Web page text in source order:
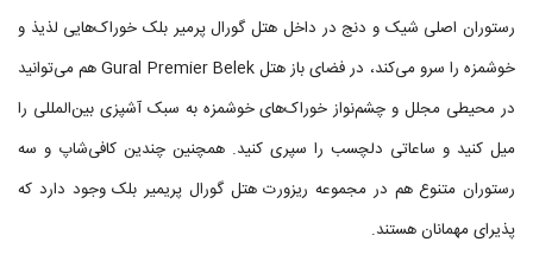
رستوران اصلی شیک و دنج در داخل هتل گورال پرمیر بلک خوراک‌هایی لذیذ و
خوشمزه را سرو می‌کند، در فضای باز هتل Gural Premier Belek هم می‌توانید
در محیطی مجلل و چشم‌نواز خوراک‌های خوشمزه به سبک آشپزی بین‌المللی را
میل کنید و ساعاتی دلچسب را سپری کنید. همچنین چندین کافی‌شاپ و سه
رستوران متنوع هم در مجموعه ریزورت هتل گورال پریمیر بلک وجود دارد که
پذیرای مهمانان هستند.